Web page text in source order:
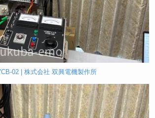
02 | 株式会社 双興電機製作所